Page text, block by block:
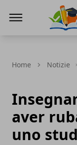
Home Notizie
aver
uno